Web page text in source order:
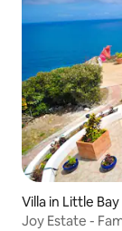
Villa in Little Bay
Joy Estate -